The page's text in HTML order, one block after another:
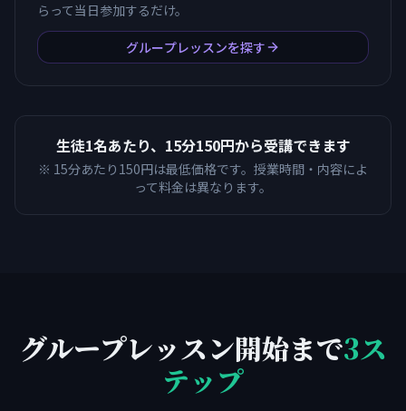
らって当日参加するだけ。
グループレッスンを探す
生徒1名あたり、15分150円から受講できます
※ 15分あたり150円は最低価格です。授業時間・内容によ
って料金は異なります。
グループレッスン開始まで3ス
テップ